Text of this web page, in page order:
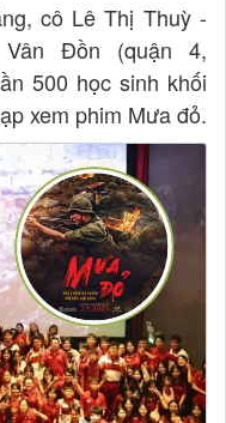
cô Lê Thị Thuỳ -
Vân Đồn (quận 4,
500 học sinh khối
xem phim Mưa đỏ.